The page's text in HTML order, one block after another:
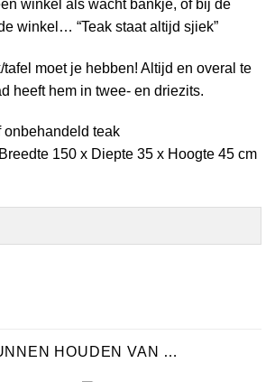
winkel als wacht bankje, of bij de
winkel… “Teak staat altijd sjiek”
tafel moet je hebben! Altijd en overal te
heeft hem in twee- en driezits.
onbehandeld teak
150 x Diepte 35 x Hoogte 45 cm
HOUDEN VAN …